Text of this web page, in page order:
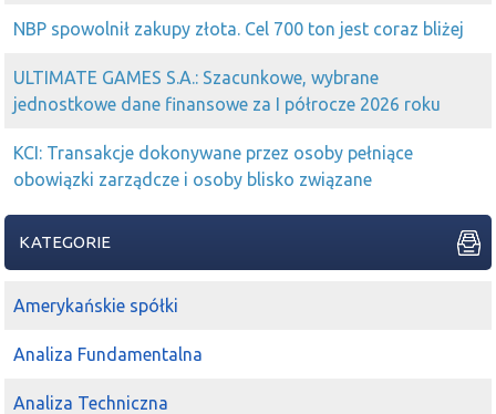
NBP spowolnił zakupy złota. Cel 700 ton jest coraz bliżej
ULTIMATE GAMES S.A.: Szacunkowe, wybrane
jednostkowe dane finansowe za I półrocze 2026 roku
KCI: Transakcje dokonywane przez osoby pełniące
obowiązki zarządcze i osoby blisko związane
KATEGORIE
Amerykańskie spółki
Analiza Fundamentalna
Analiza Techniczna